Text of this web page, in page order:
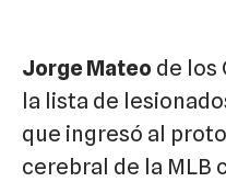
Jorge Mateo de los
la lista de
que ingresó al
cerebral de la MLB